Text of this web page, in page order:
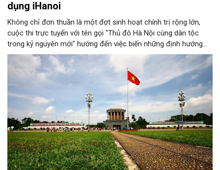
dụng iHanoi
Không chỉ đơn thuần là một đợt sinh hoạt chính trị rộng lớn,
cuộc thi trực tuyến với tên gọi "Thủ đô Hà Nội cùng dân tộc
trong kỷ nguyên mới" hướng đến việc biến những định hướng
chiến lược trong Nghị quyết số 02-NQ/TW của Bộ Chính trị
thành niềm tin, thành nhận thức chung của mỗi người dân.